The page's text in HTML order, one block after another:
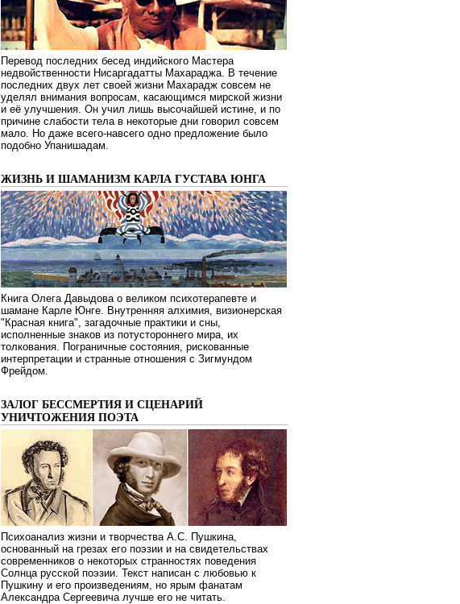
Перевод последних бесед индийского Мастера
недвойственности Нисаргадатты Махараджа. В течение
последних двух лет своей жизни Махарадж совсем не
уделял внимания вопросам, касающимся мирской жизни
и её улучшения. Он учил лишь высочайшей истине, и по
причине слабости тела в некоторые дни говорил совсем
мало. Но даже всего-навсего одно предложение было
подобно Упанишадам.
ЖИЗНЬ И ШАМАНИЗМ КАРЛА ГУСТАВА ЮНГА
Книга Олега Давыдова о великом психотерапевте и
шамане Карле Юнге. Внутренняя алхимия, визионерская
"Красная книга", загадочные практики и сны,
исполненные знаков из потустороннего мира, их
толкования. Пограничные состояния, рискованные
интерпретации и странные отношения с Зигмундом
Фрейдом.
ЗАЛОГ БЕССМЕРТИЯ И СЦЕНАРИЙ
УНИЧТОЖЕНИЯ ПОЭТА
Психоанализ жизни и творчества А.С. Пушкина,
основанный на грезах его поэзии и на свидетельствах
современников о некоторых странностях поведения
Солнца русской поэзии. Текст написан с любовью к
Пушкину и его произведениям, но ярым фанатам
Александра Сергеевича лучше его не читать.